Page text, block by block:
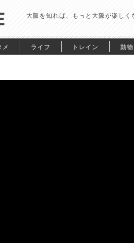
大阪を知れば、もっと大阪が楽しく
メ ライフ トレイン 動物